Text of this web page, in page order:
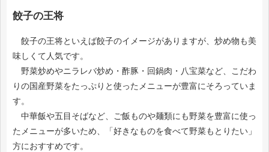
餃子の王将
餃子の王将といえば餃子のイメージがありますが、炒め物も美
味しくて人気です。
野菜炒めやニラレバ炒め・酢豚・回鍋肉・八宝菜など、こだわ
りの国産野菜をたっぷりと使ったメニューが豊富にそろっていま
す。
中華飯や五目そばなど、ご飯ものや麺類にも野菜を豊富に使っ
たメニューが多いため、「好きなものを食べて野菜もとりたい」
方におすすめです。